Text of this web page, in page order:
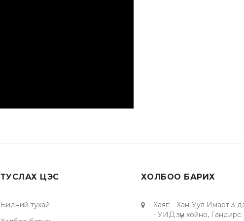
ТУСЛАХ ЦЭС
Бидний тухай
ХОЛБОО БАРИХ
Хаяг: - Хан-Уул Имарт 3
- УИД зүүн хойно, Гандирс